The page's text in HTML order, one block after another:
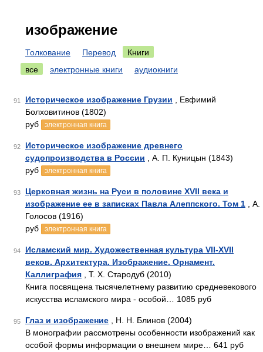
изображение
Толкование Перевод
Книги
все
электронные книги аудиокниги
91 Историческое изображение Грузии , Евфимий
Болховитинов (1802)
руб
электронная книга
92
Историческое изображение древнего
судопроизводства в России , А. П. Куницын (1843)
руб
электронная книга
93
Церковная жизнь на Руси в половине XVII века и
изображение ее в записках Павла Алеппского. Том 1 , А.
Голосов (1916)
руб
электронная книга
94
Исламский мир. Художественная культура VII-XVII
веков. Архитектура. Изображение. Орнамент.
Каллиграфия , Т. Х. Стародуб (2010)
Книга посвящена тысячелетнему развитию средневекового
искусства исламского мира - особой… 1085 руб
95 Глаз и изображение , Н. Н. Блинов (2004)
В монографии рассмотрены особенности изображений как
особой формы информации о внешнем мире… 641 руб